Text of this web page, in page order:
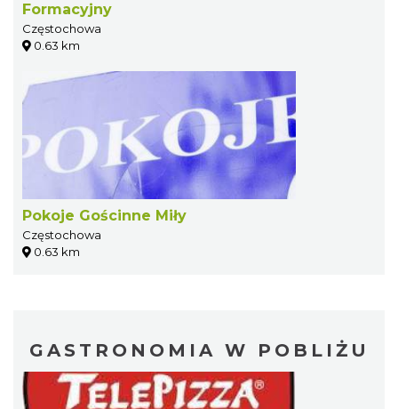
Formacyjny
Częstochowa
0.63 km
Pokoje Gościnne Miły
Częstochowa
0.63 km
GASTRONOMIA W POBLIŻU